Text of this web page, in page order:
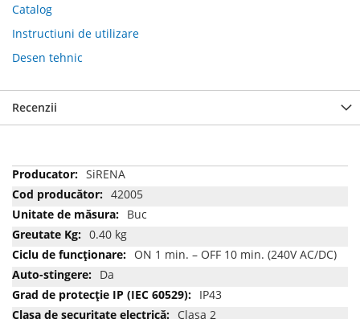
Catalog
Instructiuni de utilizare
Desen tehnic
Recenzii
Mai
multe
informatii
SiRENA
42005
Buc
0.40 kg
ON 1 min. – OFF 10 min. (240V AC/DC)
Da
IP43
Clasa 2